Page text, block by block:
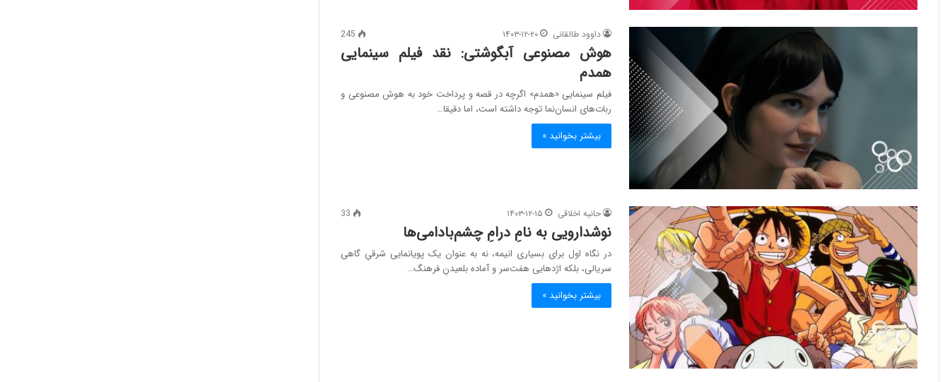
داوود طالقانی ۱۴۰۳-۱۲-۲۰ 245
هوش مصنوعی آبگوشتی: نقد فیلم سینمایی
همدم
فیلم سینمایی «همدم» اگرچه در قصه و پرداخت خود به هوش مصنوعی و
ربات‌های انسان‌نما توجه داشته است، اما دقیقا…
بیشتر بخوانید »
حانیه اخلاقی ۱۴۰۳-۱۲-۱۵ 33
نوشدارویی به نامِ درامِ چشم‌بادامی‌ها
در نگاه اول برای بسیاری انیمه، نه به عنوان یک پویانمایی شرقیِ گاهی
سریالی، بلکه اژدهایی هفت‌سر و آماده بلعیدنِ فرهنگ…
بیشتر بخوانید »